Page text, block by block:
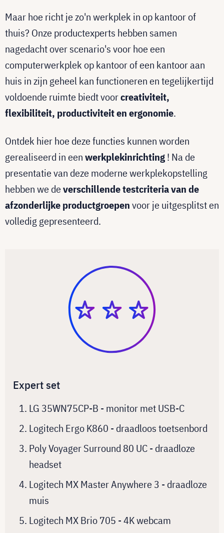
Maar hoe richt je zo'n werkplek in op kantoor of
thuis? Onze productexperts hebben samen
nagedacht over scenario's voor hoe een
computerwerkplek op kantoor of een kantoor aan
huis in zijn geheel kan functioneren en tegelijkertijd
voldoende ruimte biedt voorcreativiteit,
flexibiliteit, productiviteit en ergonomie.
Ontdek hier hoe deze functies kunnen worden
gerealiseerd in eenwerkplekinrichting! Na de
presentatie van deze moderne werkplekopstelling
hebben we deverschillende testcriteria van de
afzonderlijke productgroepenvoor je uitgesplitst en
volledig gepresenteerd.
Expert set
LG 35WN75CP-B - monitor met USB-C
Logitech Ergo K860 - draadloos toetsenbord
Poly Voyager Surround 80 UC - draadloze
headset
Logitech MX Master Anywhere 3 - draadloze
muis
Logitech MX Brio 705 - 4K webcam